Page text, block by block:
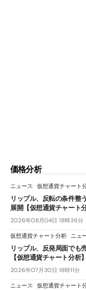
価格分析
ニュース 仮想通貨チャート
リップル、反転の条件整
展開【仮想通貨チャート
2026年08月04日 18時36分
仮想通貨チャート分析 ニュ
リップル、反発局面でも
【仮想通貨チャート分
2026年07月30日 18時11分
ニュース 仮想通貨チャート